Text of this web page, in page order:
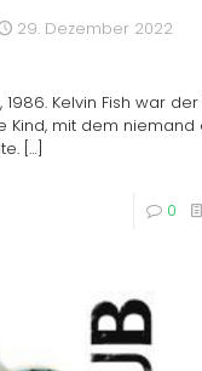
29. Dezember 2022
1986. Kelvin Fish war
Kind, mit dem niemand
[…]
0